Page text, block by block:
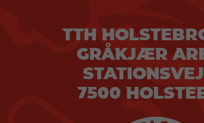
TTH
GRÅKJÆR
7500